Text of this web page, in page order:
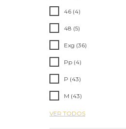
46 (4)
48 (5)
Exg (36)
Pp (4)
P (43)
M (43)
VER TODOS